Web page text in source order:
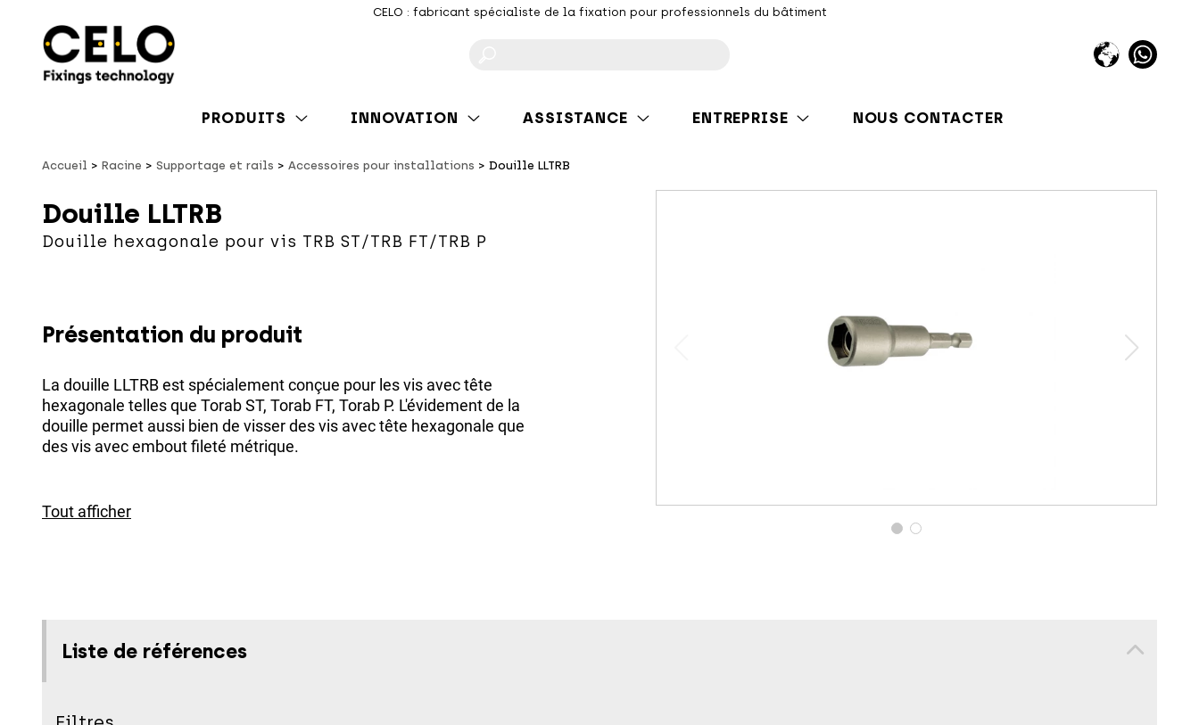
CELO : fabricant spécialiste de la fixation pour professionnels du bâtiment
PRODUITS INNOVATION ASSISTANCE ENTREPRISE NOUS CONTACTER
Accueil Racine Supportage et rails Accessoires pour installations Douille LLTRB
Douille LLTRB
Douille hexagonale pour vis TRB ST/TRB FT/TRB P
Présentation du produit
La douille LLTRB est spécialement conçue pour les vis avec tête
hexagonale telles que Torab ST, Torab FT, Torab P. L'évidement de la
douille permet aussi bien de visser des vis avec tête hexagonale que
des vis avec embout fileté métrique.
Tout afficher
Liste de références